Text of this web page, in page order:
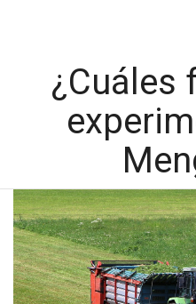
¿Cuáles